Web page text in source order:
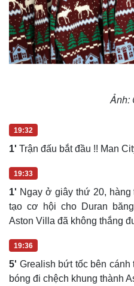
Doanh nghiệp 24h
Doanh nhân
Vì cộng đồng
Ảnh:
19:32
1' Trận đấu bắt đầu !! Man
19:33
1' Ngay ở giây thứ 20, hàng
tạo cơ hội cho Duran
Aston Villa đã không thắng
19:36
5' Grealish bứt tốc bên
bóng đi chệch khung thành